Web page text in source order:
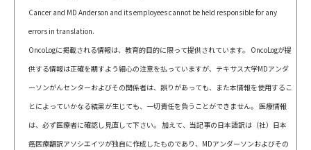
Cancer and MD Anderson and its employees cannot be held responsible for any
errors in translation.
OncoLogに掲載される情報は、教育的目的に限って提供されています。 OncoLogが提
供する情報は正確を期すよう細心の注意を払っていますが、テキサス大学MDアンダ
ーソンがんセンターおよびその関係者は、誤りがあっても、また本情報を使用するこ
とによっていかなる結果が生じても、一切責任を負うことができません。 医療情報
は、必ず医療者に確認し見直して下さい。 加えて、当記事の日本語訳は（社）日本
癌医療翻訳アソシエイツが独自に作成したものであり、MDアンダーソンおよびその